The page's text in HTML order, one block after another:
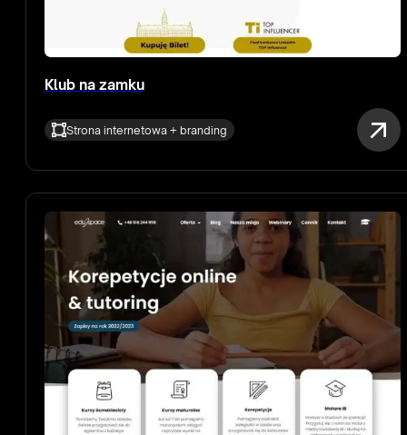
Klub na zamku
Strona internetowa + branding